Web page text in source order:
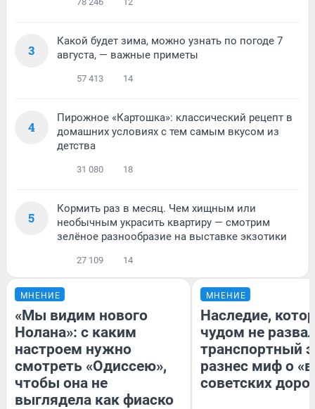
3
Какой будет зима, можно узнать по погоде 7
августа, — важные приметы
57 413 14
4
Пирожное «Картошка»: классический рецепт в
домашних условиях с тем самым вкусом из
детства
31 080 18
5
Кормить раз в месяц. Чем хищным или
необычным украсить квартиру — смотрим
зелёное разнообразие на выставке экзотики
27 109 14
МНЕНИЕ
«Мы видим нового
Нолана»: с каким
настроем нужно
смотреть «Одиссею»,
чтобы она не
выглядела как фиаско
МНЕНИЕ
Наследие,
чудом не
транспортный
разнес миф о
советских